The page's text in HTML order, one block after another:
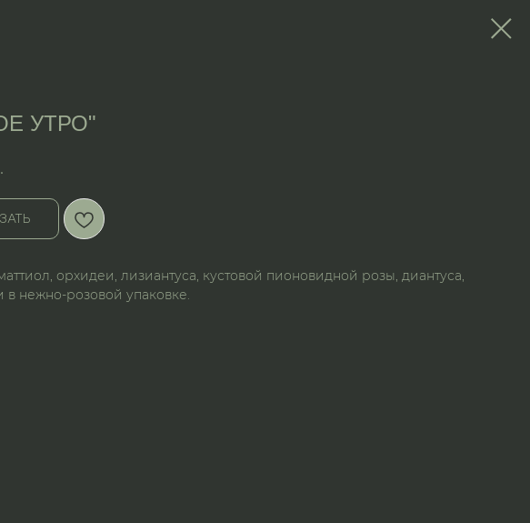
УТРО"
орхидеи, лизиантуса, кустовой пионовидной розы, диантуса,
в нежно-розовой упаковке.